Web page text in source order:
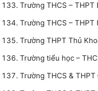
Trường THCS – THPT
Trường THCS – THPT
Trường THPT Thủ
Trường tiểu học –
Trường THCS &